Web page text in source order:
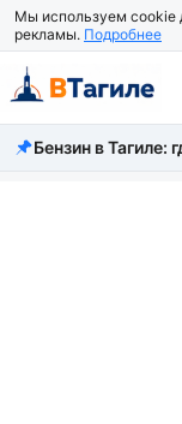
Мы используем cookie
рекламы. Подробнее
Все новости
Бензин в Тагиле: